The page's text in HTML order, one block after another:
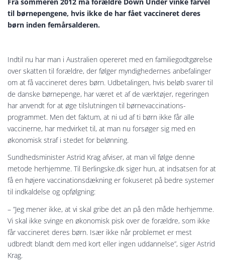
til børnepengene, hvis ikke de har fået vaccineret deres
børn inden femårsalderen.
Indtil nu har man i Australien opereret med en familiegodtgørelse
over skatten til forældre, der følger myndighedernes anbefalinger
om at få vaccineret deres børn. Udbetalingen, hvis beløb svarer til
de danske børnepenge, har været et af de værktøjer, regeringen
har anvendt for at øge tilslutningen til børnevaccinations-
programmet. Men det faktum, at ni ud af ti børn ikke får alle
vaccinerne, har medvirket til, at man nu forsøger sig med en
økonomisk straf i stedet for belønning.
Sundhedsminister Astrid Krag afviser, at man vil følge denne
metode herhjemme. Til Berlingske.dk siger hun, at indsatsen for at
få en højere vaccinationsdækning er fokuseret på bedre systemer
til indkaldelse og opfølgning:
– ”Jeg mener ikke, at vi skal gribe det an på den måde herhjemme.
Vi skal ikke svinge en økonomisk pisk over de forældre, som ikke
får vaccineret deres børn. Især ikke når problemet er mest
udbredt blandt dem med kort eller ingen uddannelse”, siger Astrid
Krag.